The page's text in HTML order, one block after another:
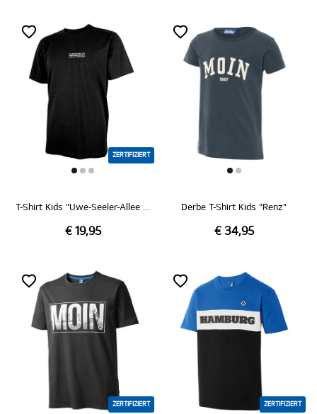
ZERTIFIZIERT
T-Shirt Kids "Uwe-Seeler-Allee 9"
€ 19,95
Derbe T-Shirt Kids "Renz"
€ 34,95
ZERTIFIZIERT ZERTIFIZIERT